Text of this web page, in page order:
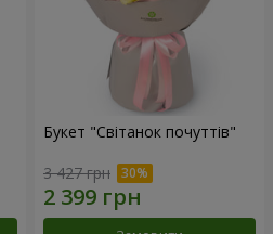
Букет "Світанок почуттів"
3 427 грн